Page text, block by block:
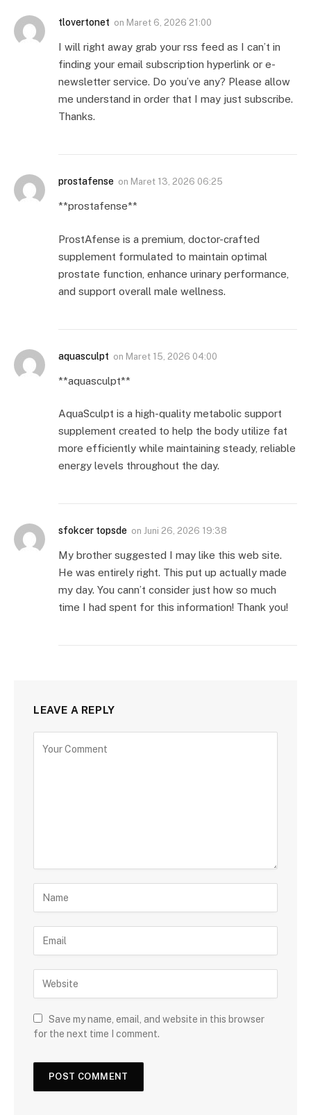
tlovertonet on Maret 6, 2026 21:00
I will right away grab your rss feed as I can’t in
finding your email subscription hyperlink or e-
newsletter service. Do you’ve any? Please allow
me understand in order that I may just subscribe.
Thanks.
prostafense on Maret 13, 2026 06:25
**prostafense**
ProstAfense is a premium, doctor-crafted
supplement formulated to maintain optimal
prostate function, enhance urinary performance,
and support overall male wellness.
aquasculpt on Maret 15, 2026 04:00
**aquasculpt**
AquaSculpt is a high-quality metabolic support
supplement created to help the body utilize fat
more efficiently while maintaining steady, reliable
energy levels throughout the day.
sfokcer topsde on Juni 26, 2026 19:38
My brother suggested I may like this web site.
He was entirely right. This put up actually made
my day. You cann’t consider just how so much
time I had spent for this information! Thank you!
LEAVE A REPLY
Save my name, email, and website in this browser
for the next time I comment.